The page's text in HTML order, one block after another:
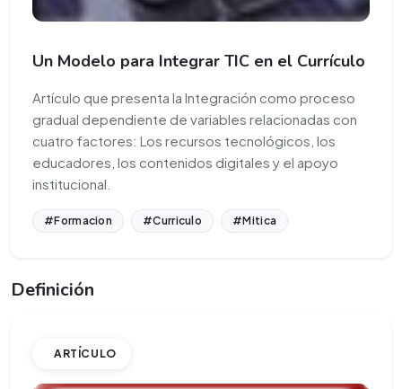
Un Modelo para Integrar TIC en el Currículo
Artículo que presenta la Integración como proceso
gradual dependiente de variables relacionadas con
cuatro factores: Los recursos tecnológicos, los
educadores, los contenidos digitales y el apoyo
institucional.
#Formacion #Curriculo #Mitica
Definición
ARTÍCULO